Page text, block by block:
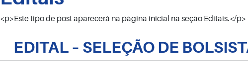
<p>Este tipo de post aparecerá na página inicial na seção Editais.</p>
EDITAL – SELEÇÃO DE